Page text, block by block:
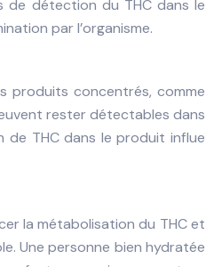
de détection du THC dans le
par l’organisme.
produits concentrés, comme
rester détectables dans
de THC dans le produit influe
la métabolisation du THC et
Une personne bien hydratée